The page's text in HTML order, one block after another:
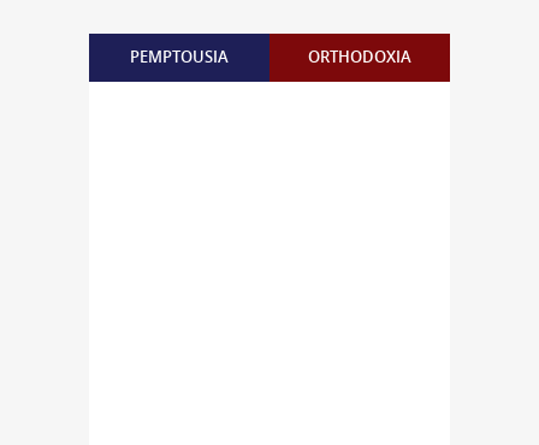
PEMPTOUSIA ORTHODOXIA